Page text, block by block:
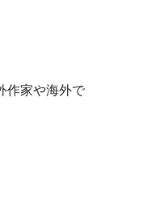
作家や海外で